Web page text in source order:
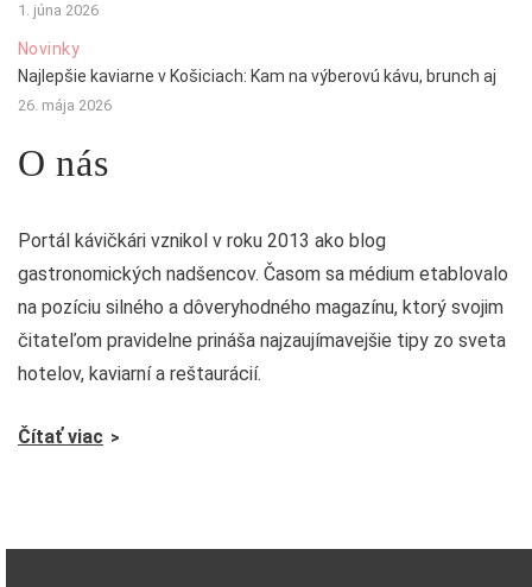
1. júna 2026
Novinky
Najlepšie kaviarne v Košiciach: Kam na výberovú kávu, brunch aj
26. mája 2026
O nás
Portál kávičkári vznikol v roku 2013 ako blog
gastronomických nadšencov. Časom sa médium etablovalo
na pozíciu silného a dôveryhodného magazínu, ktorý svojim
čitateľom pravidelne prináša najzaujímavejšie tipy zo sveta
hotelov, kaviarní a reštaurácií.
Čítať viac